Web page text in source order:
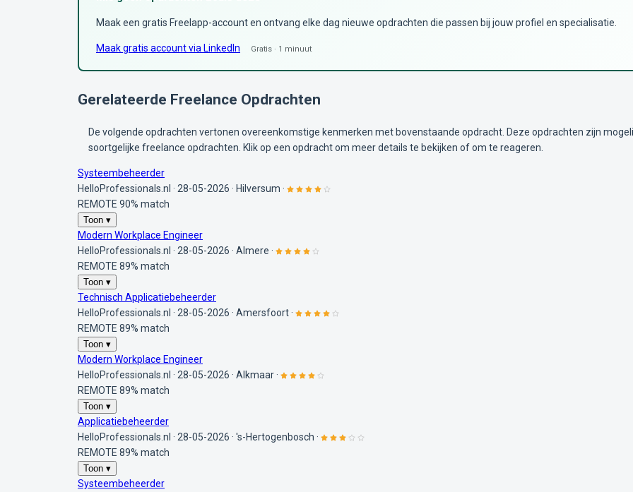
Maak een gratis Freelapp-account en ontvang elke dag nieuwe opdrachten die passen bij jouw profiel en specialisatie.
Maak gratis account via LinkedIn Gratis · 1 minuut
Gerelateerde Freelance Opdrachten
De volgende opdrachten vertonen overeenkomstige kenmerken met bovenstaande opdracht. Deze opdrachten zijn
soortgelijke freelance opdrachten. Klik op een opdracht om meer details te bekijken of om te reageren.
Systeembeheerder
HelloProfessionals.nl · 28-05-2026 · Hilversum ·
REMOTE 90% match
Toon ▾
Modern Workplace Engineer
HelloProfessionals.nl · 28-05-2026 · Almere ·
REMOTE 89% match
Toon ▾
Technisch Applicatiebeheerder
HelloProfessionals.nl · 28-05-2026 · Amersfoort ·
REMOTE 89% match
Toon ▾
Modern Workplace Engineer
HelloProfessionals.nl · 28-05-2026 · Alkmaar ·
REMOTE 89% match
Toon ▾
Applicatiebeheerder
HelloProfessionals.nl · 28-05-2026 · 's-Hertogenbosch ·
REMOTE 89% match
Toon ▾
Systeembeheerder